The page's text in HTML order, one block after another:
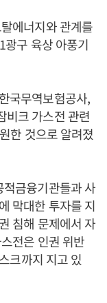
에너지와 관계를
광구 육상 아풍기
국무역보험공사,
비크 가스전 관련
한 것으로 알려졌
금융기관들과 사
막대한 투자를 지
침해 문제에서 자
전은 인권 위반
크까지 지고 있